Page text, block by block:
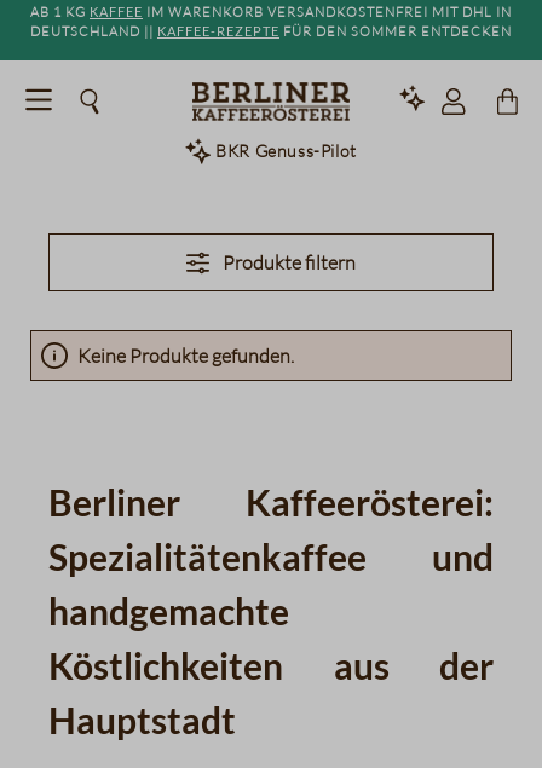
springen
Ab 1 kg Kaffee im Warenkorb versandkostenfrei mit DHL in
Deutschland || Kaffee-Rezepte für den Sommer entdecken
BKR Genuss-Pilot
Produkte filtern
Keine Produkte gefunden.
Berliner Kaffeerösterei:
Spezialitätenkaffee und
handgemachte
Köstlichkeiten aus der
Hauptstadt